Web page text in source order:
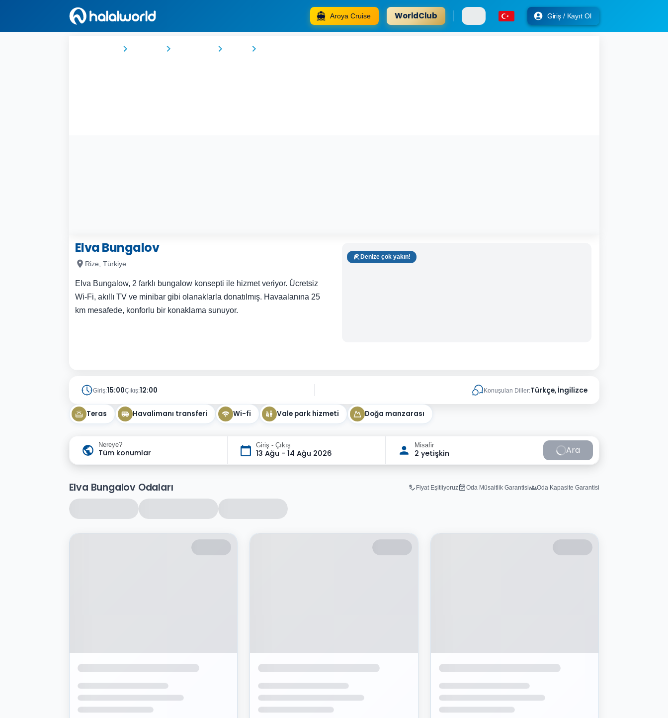
Aroya Cruise WorldClub Giriş / Kayıt Ol
Elva Bungalov
Rize, Türkiye
Elva Bungalow, 2 farklı bungalow konsepti ile hizmet veriyor. Ücretsiz
Wi-Fi, akıllı TV ve minibar gibi olanaklarla donatılmış. Havaalanına 25
km mesafede, konforlu bir konaklama sunuyor.
Denize çok yakın!
Giriş:15:00Çıkış:12:00 Konuşulan Diller:Türkçe, İngilizce
Teras Havalimanı transferi Wi-fi Vale park hizmeti Doğa manzarası
Nereye?
Tüm konumlar
Giriş - Çıkış
13 Ağu - 14 Ağu 2026
Misafir
2 yetişkin Ara
Elva Bungalov Odaları Fiyat Eşitliyoruz Oda Müsaitlik Garantisi Oda Kapasite Garantisi